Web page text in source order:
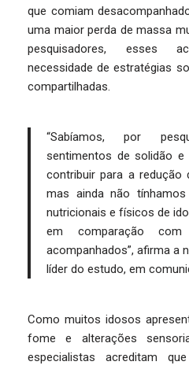
que comiam
uma maior perda de massa
pesquisadores, esses
necessidade de estratégias
compartilhadas.
“Sabíamos, por
sentimentos de solidão
contribuir para a redução
mas ainda não
nutricionais e físicos de
em comparação
acompanhados”, afirma a
líder do estudo, em
Como muitos idosos
fome e alterações
especialistas acreditam